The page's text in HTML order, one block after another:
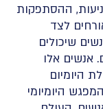
ההסתפקות
לצד
שיכולים
אנשים אלו
היומיום
היומיומי